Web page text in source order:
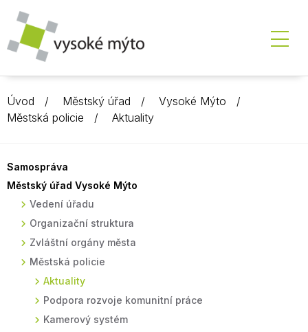
Úvod Městský úřad
Vysoké Mýto
Městská policie
Aktuality
Samospráva
Městský úřad Vysoké Mýto
Vedení úřadu
Organizační struktura
Zvláštní orgány města
Městská policie
Aktuality
Podpora rozvoje komunitní práce
Kamerový systém